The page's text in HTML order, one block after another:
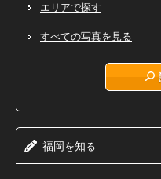
エリアで探す
すべての写真を見る
福岡を知る